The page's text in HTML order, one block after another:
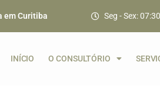
em Curitiba Seg - Sex:
INÍCIO O CONSULTÓRIO